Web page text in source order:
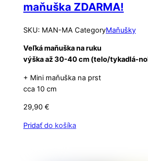
maňuška ZDARMA!
SKU: MAN-MA CategoryMaňušky
Veľká maňuška na ruku
výška až 30-40 cm (telo/tykadlá-
+ Mini maňuška na prst
cca 10 cm
29,90 €
Pridať do košíka